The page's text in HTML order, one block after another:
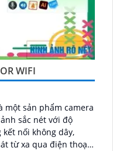
WIFI
một sản phẩm camera
sắc nét với độ
từ xa qua điện thoại